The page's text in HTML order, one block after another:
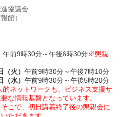
協議会
館）
午前9時30分～午後6時30分※懇親
）午前9時30分～午後7時10分
）午前9時30分～午後5時20分
ネットワークも、ビジネス支援サ
な情報基盤となっています。
そこで、初日講義終了後の懇親会に